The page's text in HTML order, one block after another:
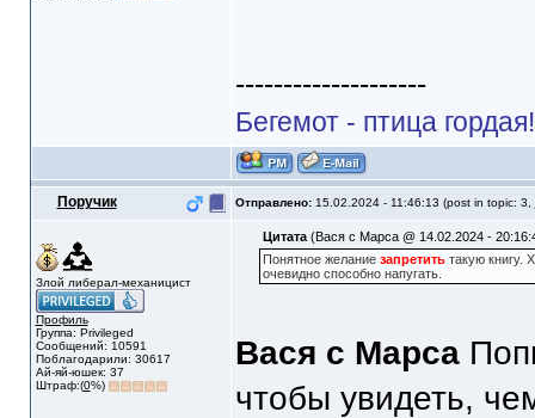
--------------------
Бегемот - птица
Поручик Отправлено: 15.02.2024 - 11:46:13 (post in topic: 3,
Злой либерал-механицист
Профиль
Группа: Privileged
Сообщений: 10591
Поблагодарили: 30617
Ай-яй-юшек: 37
Штраф:(0%)
Цитата(Вася с Марса @ 14.02.2024 -
Понятное желание запретитьтакую книгу.
очевидно способно напугать.
Вася с Марса
чтобы увидеть,